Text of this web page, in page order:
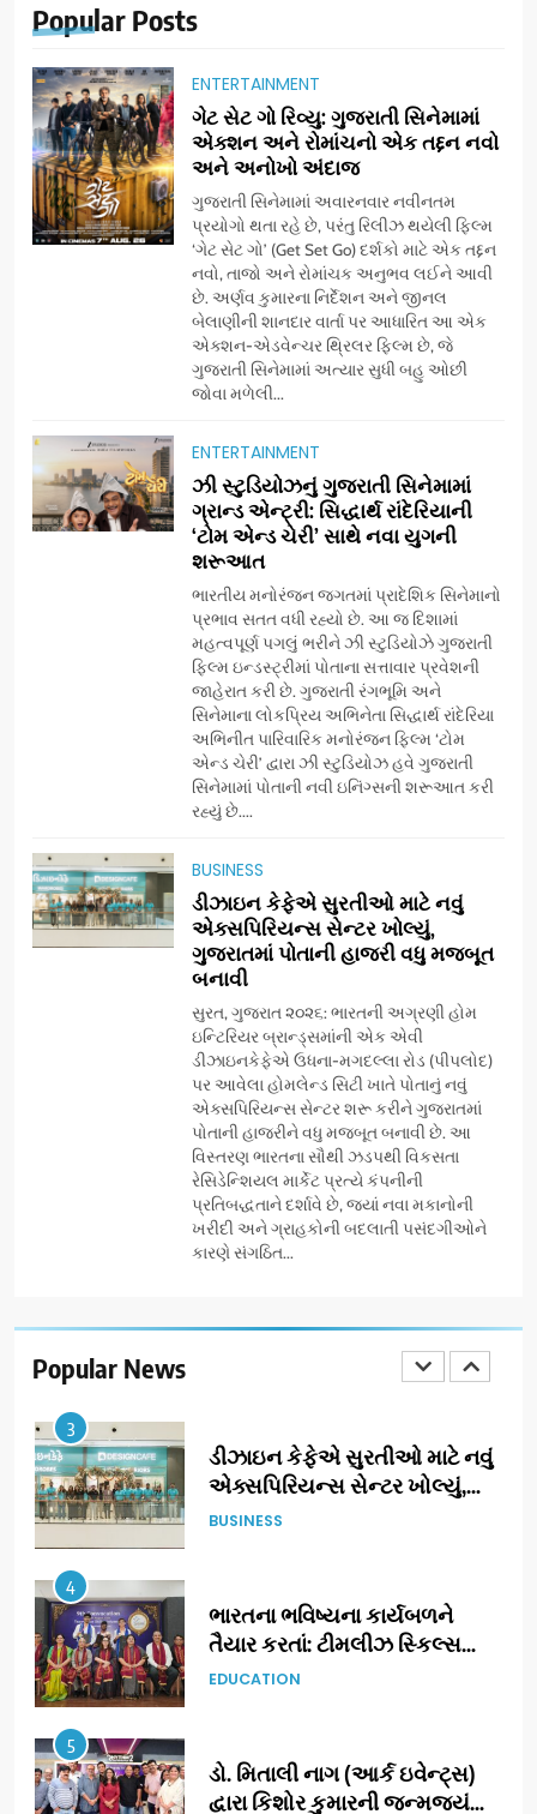
Popular Posts
ENTERTAINMENT
ગેટ સેટ ગો રિવ્યુ: ગુજરાતી સિનેમામાં
એક્શન અને રોમાંચનો એક તદ્દન નવો
અને અનોખો અંદાજ
ગુજરાતી સિનેમામાં અવારનવાર નવીનતમ
પ્રયોગો થતા રહે છે, પરંતુ રિલીઝ થયેલી ફિલ્મ
‘ગેટ સેટ ગો’ (Get Set Go) દર્શકો માટે એક તદ્દન
નવો, તાજો અને રોમાંચક અનુભવ લઈને આવી
છે. અર્ણવ કુમારના નિર્દેશન અને જીનલ
બેલાણીની શાનદાર વાર્તા પર આધારિત આ એક
એક્શન-એડવેન્ચર થ્રિલર ફિલ્મ છે, જે
ગુજરાતી સિનેમામાં અત્યાર સુધી બહુ ઓછી
જોવા મળેલી...
ENTERTAINMENT
ઝી સ્ટુડિયોઝનું ગુજરાતી સિનેમામાં
ગ્રાન્ડ એન્ટ્રી: સિદ્ધાર્થ રાંદેરિયાની
‘ટોમ એન્ડ ચેરી’ સાથે નવા યુગની
શરૂઆત
ભારતીય મનોરંજન જગતમાં પ્રાદેશિક સિનેમાનો
પ્રભાવ સતત વધી રહ્યો છે. આ જ દિશામાં
મહત્વપૂર્ણ પગલું ભરીને ઝી સ્ટુડિયોઝે ગુજરાતી
ફિલ્મ ઇન્ડસ્ટ્રીમાં પોતાના સત્તાવાર પ્રવેશની
જાહેરાત કરી છે. ગુજરાતી રંગભૂમિ અને
સિનેમાના લોકપ્રિય અભિનેતા સિદ્ધાર્થ રાંદેરિયા
અભિનીત પારિવારિક મનોરંજન ફિલ્મ ‘ટોમ
એન્ડ ચેરી’ દ્વારા ઝી સ્ટુડિયોઝ હવે ગુજરાતી
સિનેમામાં પોતાની નવી ઇનિંગ્સની શરૂઆત કરી
રહ્યું છે....
BUSINESS
ડીઝાઇન કેફેએ સુરતીઓ માટે નવું
એક્સપિરિયન્સ સેન્ટર ખોલ્યું,
ગુજરાતમાં પોતાની હાજરી વધુ મજબૂત
બનાવી
સુરત, ગુજરાત ૨૦૨૬: ભારતની અગ્રણી હોમ
ઇન્ટિરિયર બ્રાન્ડ્સમાંની એક એવી
ડીઝાઇનકેફેએ ઉધના-મગદલ્લા રોડ (પીપલોદ)
પર આવેલા હોમલેન્ડ સિટી ખાતે પોતાનું નવું
એક્સપિરિયન્સ સેન્ટર શરૂ કરીને ગુજરાતમાં
પોતાની હાજરીને વધુ મજબૂત બનાવી છે. આ
વિસ્તરણ ભારતના સૌથી ઝડપથી વિકસતા
રેસિડેન્શિયલ માર્કેટ પ્રત્યે કંપનીની
પ્રતિબદ્ધતાને દર્શાવે છે, જ્યાં નવા મકાનોની
ખરીદી અને ગ્રાહકોની બદલાતી પસંદગીઓને
કારણે સંગઠિત...
Popular News
5
ડો. મિતાલી નાગ (આર્ક ઇવેન્ટ્સ)
દ્વારા કિશોર કુમારની જન્મજયંતિ
નિમિત્તે સંગીતમય શ્રદ્ધાંજલિ
AHMEDABAD
177 દેશો અને 52 લાખ દર્શકો:
ગુજરાતી OTT પ્લેટફોર્મ ‘જોજો’
(JOJO) નો વિશ્વભરમાં દબદબો
BUSINESS
અમદાવાદમાં યોજાયેલા ‘ઓકલ્ટ
ટેરોટ રીડર પુનિતજી લુલ્લા એ ટેરોટ
કાર્ડ રીડિંગ અંગે માહિતી આપી
AHMEDABAD
8
ગ્લોબલ એક્સેલન્સ ફોરમ દ્વારા
નેશનલ લીડરશિપ કોન્કલેવ તથા
ભારત સમ્માન ૨૦૨૬નો ભવ્ય અને
પ્રતિષ્ઠિત કાર્યક્રમ નવી દિલ્હીમાં
સફળતાપૂર્વક યોજાયો
BUSINESS
ગેટ સેટ ગો રિવ્યુ: ગુજરાતી
સિનેમામાં એક્શન અને રોમાંચનો
એક તદ્દન નવો અને અનોખો
અંદાજ
ENTERTAINMENT
ગ્રાન્ડ એન્ટ્રી: સિદ્ધાર્થ રાંદેરિયાની
‘ટોમ એન્ડ ચેરી’ સાથે નવા યુગની
3
ડીઝાઇન કેફેએ સુરતીઓ માટે નવું
એક્સપિરિયન્સ સેન્ટર ખોલ્યું,
ગુજરાતમાં પોતાની હાજરી વધુ
BUSINESS
4
ભારતના ભવિષ્યના કાર્યબળને
તૈયાર કરતાં: ટીમલીઝ સ્કિલ્સ
યુનિવર્સિટીએ 65 સ્નાતકોને ડિગ્રી
EDUCATION
5
ડો. મિતાલી નાગ (આર્ક ઇવેન્ટ્સ)
દ્વારા કિશોર કુમારની જન્મજયંતિ